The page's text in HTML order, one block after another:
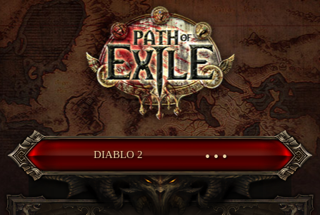
DIABLO 2 • • •